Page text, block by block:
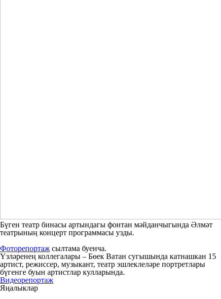
Бүген театр бинасы артындагы фонтан мәйданчыгында Әлмәт
театрының концерт программасы узды.
Фоторепортаж сылтама буенча.
Үзләренең коллегалары – Бөек Ватан сугышында катнашкан 15
артист, режиссер, музыкант, театр эшлеклеләре портретлары
бүгенге буын артистлар кулларында.
Видеорепортаж
Яңалыклар